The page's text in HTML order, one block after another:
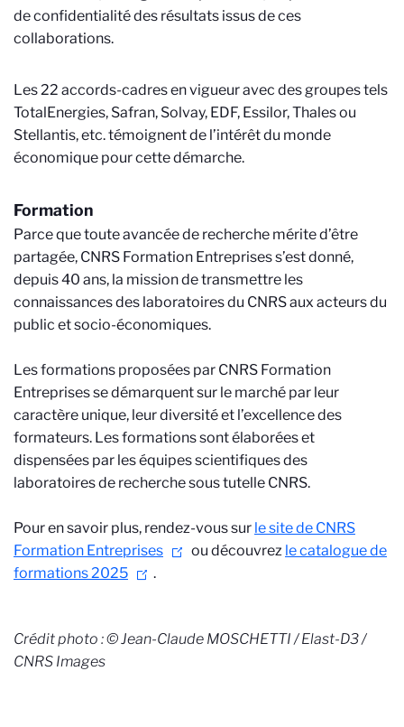
de confidentialité des résultats issus de ces
collaborations.
Les 22 accords-cadres en vigueur avec des groupes tels
TotalEnergies, Safran, Solvay, EDF, Essilor, Thales ou
Stellantis, etc. témoignent de l’intérêt du monde
économique pour cette démarche.
Formation
Parce que toute avancée de recherche mérite d’être
partagée, CNRS Formation Entreprises s’est donné,
depuis 40 ans, la mission de transmettre les
connaissances des laboratoires du CNRS aux acteurs du
public et socio-économiques.
Les formations proposées par CNRS Formation
Entreprises se démarquent sur le marché par leur
caractère unique, leur diversité et l’excellence des
formateurs. Les formations sont élaborées et
dispensées par les équipes scientifiques des
laboratoires de recherche sous tutelle CNRS.
Pour en savoir plus, rendez-vous sur le site de CNRS
Formation Entreprises
ou découvrez le catalogue de
formations 2025
.
Crédit photo : © Jean-Claude MOSCHETTI / Elast-D3 /
CNRS Images